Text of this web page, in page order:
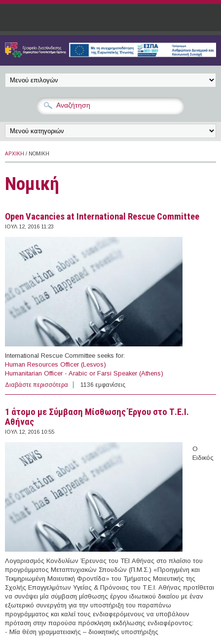
Παράκαμψη προς το κυρίως περιεχόμενο
ΑΡΧΙΚΉ / ΝΟΜΙΚΉ
Νομική
Open Vacancies at International Rescue Committee
ΙΟΥΛ 12, 2016 11:23
International Rescue Committee seeks for:
Human Resources Officer (Lesvos)
Humanitarian Officer - Arabic or Farsi Speaker (Athens)
Διαβάστε περισσότερα για Open Vacancies at International Rescue Committee
1136 εμφανίσεις
1 άτομο με Σύμβαση Μίσθωσης Έργου στο Τ.Ε.Ι.
Αθήνας
ΙΟΥΛ 12, 2016 10:55
Ο
Ειδικός
Λογαριασμός Κονδυλίων Έρευνας του ΤΕΙ Αθήνας στο πλαίσιο του
προγράμματος Μεταπτυχιακών Σπουδών (Π.Μ.Σ.) «Προηγμένη και
Τεκμηριωμένη Μαιευτική Φροντίδα» του Τμήματος Μαιευτικής της
Σχολής Επαγγελμάτων Υγείας & Πρόνοιας του Τ.Ε.Ι. Αθήνας προτίθεται
να συνάψει μία σύμβαση μίσθωσης έργου ιδιωτικού δικαίου με έναν
εξωτερικό συνεργάτη για την υποστήριξη του παραπάνω
προγράμματος και καλεί τους ενδιαφερόμενους να υποβάλουν
πρόταση στην παρούσα πρόσκληση εκδήλωσης ενδιαφέροντος:
- Μία θέση γραμματειακής – διοικητικής υποστήριξης